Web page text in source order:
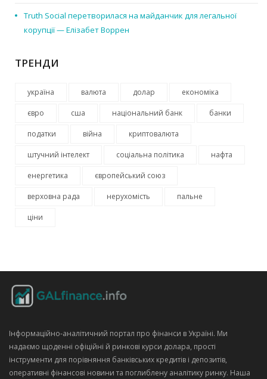
Truth Social перетворилася на майданчик для легальної
корупції — Елізабет Воррен
ТРЕНДИ
україна валюта долар економіка
євро сша національний банк банки
податки війна криптовалюта
штучний інтелект соціальна політика нафта
енергетика європейський союз
верховна рада нерухомість пальне
ціни
Інформаційно‑аналітичний портал про фінанси в Україні. Ми
надаємо щоденні офіційні й ринкові курси долара, прості
інструменти для порівняння банківських кредитів і депозитів,
оперативні фінансові новини та поглиблену аналітику ринку. Наша